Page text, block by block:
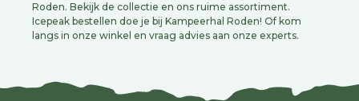
Roden. Bekijk de collectie en ons ruime assortiment.
Icepeak bestellen doe je bij Kampeerhal Roden! Of kom
langs in onze winkel en vraag advies aan onze experts.